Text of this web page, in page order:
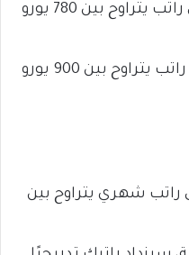
السنة الثانية: تحصل على راتب يتراوح بين 780 يورو
السنة الثالثة: احصل على راتب يتراوح بين 900 يورو
شهري يتراوح بين